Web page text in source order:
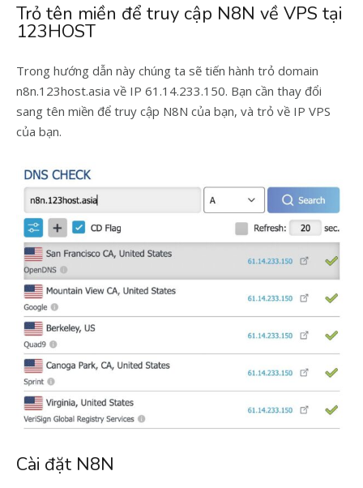
Trỏ tên miền để truy cập N8N về VPS tại
123HOST
Trong hướng dẫn này chúng ta sẽ tiến hành trỏ domain
n8n.123host.asia về IP 61.14.233.150. Bạn cần thay đổi
sang tên miền để truy cập N8N của bạn, và trỏ về IP VPS
của bạn.
Cài đặt N8N